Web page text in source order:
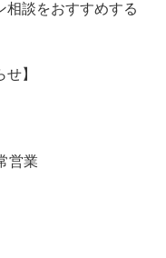
相談をおすすめする
】
営業